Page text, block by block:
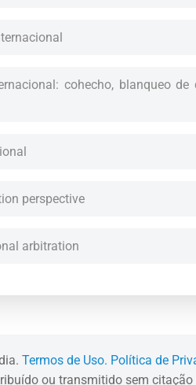
cohecho, blanqueo
perspective
arbitration
Termos de Uso. Política de
ou transmitido sem